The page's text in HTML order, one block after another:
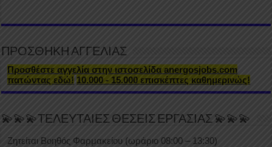
ΠΡΟΣΘΗΚΗ ΑΓΓΕΛΙΑΣ
Προσθέστε αγγελία στην ιστοσελίδα anergosjobs.com
πατώντας εδώ! 10.000 - 15.000 επισκέπτες καθημερινώς!
💫💫💫ΤΕΛΕΥΤΑΙΕΣ ΘΕΣΕΙΣ ΕΡΓΑΣΙΑΣ 💫💫💫
Ζητείται Βοηθός Φαρμακείου (ωράριο 08:00 – 13:30)